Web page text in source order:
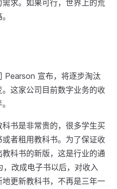
求。如果可行，世界上的荒
Pearson 宣布，将逐步淘汰
这家公司目前数字业务的收
书是非常贵的，很多学生买
者租用教科书。为了保证收
科书的新版，这是行业的通
改成电子书以后，对收入
更新教科书，不再是三年一